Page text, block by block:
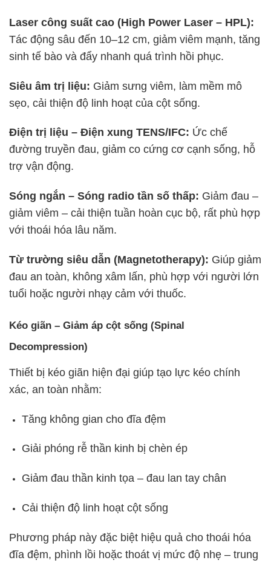
Laser công suất cao (High Power Laser – HPL):
Tác động sâu đến 10–12 cm, giảm viêm mạnh, tăng
sinh tế bào và đẩy nhanh quá trình hồi phục.
Siêu âm trị liệu: Giảm sưng viêm, làm mềm mô
sẹo, cải thiện độ linh hoạt của cột sống.
Điện trị liệu – Điện xung TENS/IFC: Ức chế
đường truyền đau, giảm co cứng cơ cạnh sống, hỗ
trợ vận động.
Sóng ngắn – Sóng radio tần số thấp: Giảm đau –
giảm viêm – cải thiện tuần hoàn cục bộ, rất phù hợp
với thoái hóa lâu năm.
Từ trường siêu dẫn (Magnetotherapy): Giúp giảm
đau an toàn, không xâm lấn, phù hợp với người lớn
tuổi hoặc người nhạy cảm với thuốc.
Kéo giãn – Giảm áp cột sống (Spinal
Decompression)
Thiết bị kéo giãn hiện đại giúp tạo lực kéo chính
xác, an toàn nhằm:
Tăng không gian cho đĩa đệm
Giải phóng rễ thần kinh bị chèn ép
Giảm đau thần kinh tọa – đau lan tay chân
Cải thiện độ linh hoạt cột sống
Phương pháp này đặc biệt hiệu quả cho thoái hóa
đĩa đệm, phình lồi hoặc thoát vị mức độ nhẹ – trung